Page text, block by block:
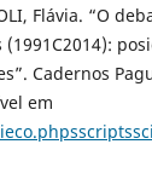
Flávia. “O
Cadernos
em